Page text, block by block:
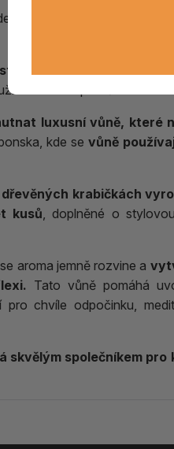
designem se jasně
vůně, které jsou
staletími prověřené
luxusní vůně, které
kde se vůně
krabičkách
kusů, doplněné o
aroma jemně rozvine a
Tato vůně pomáhá
pro chvíle odpočinku,
skvělým společníkem